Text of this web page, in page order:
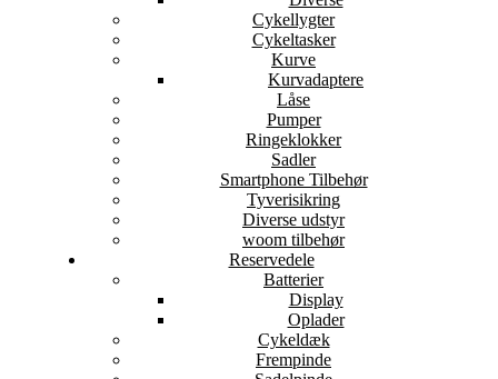
Cykellygter
Cykeltasker
Kurve
Kurvadaptere
Låse
Pumper
Ringeklokker
Sadler
Smartphone Tilbehør
Tyverisikring
Diverse udstyr
woom tilbehør
Reservedele
Batterier
Display
Oplader
Cykeldæk
Frempinde